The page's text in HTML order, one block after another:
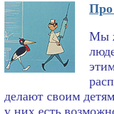
Про
Мы
делают своим
у них есть